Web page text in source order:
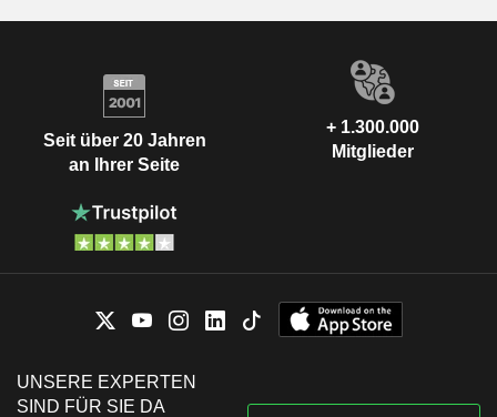
Seit über 20 Jahren
an Ihrer Seite
+ 1.300.000
Mitglieder
UNSERE EXPERTEN
SIND FÜR SIE DA